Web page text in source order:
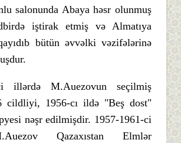
salonunda Abaya həsr olunmuş
iştirak etmiş və Almatıya
bütün əvvəlki vəzifələrinə
ci illərdə M.Auezovun seçilmiş
cildliyi, 1956-cı ildə "Beş dost"
nəşr edilmişdir. 1957-1961-ci
Qazaxıstan Elmlər